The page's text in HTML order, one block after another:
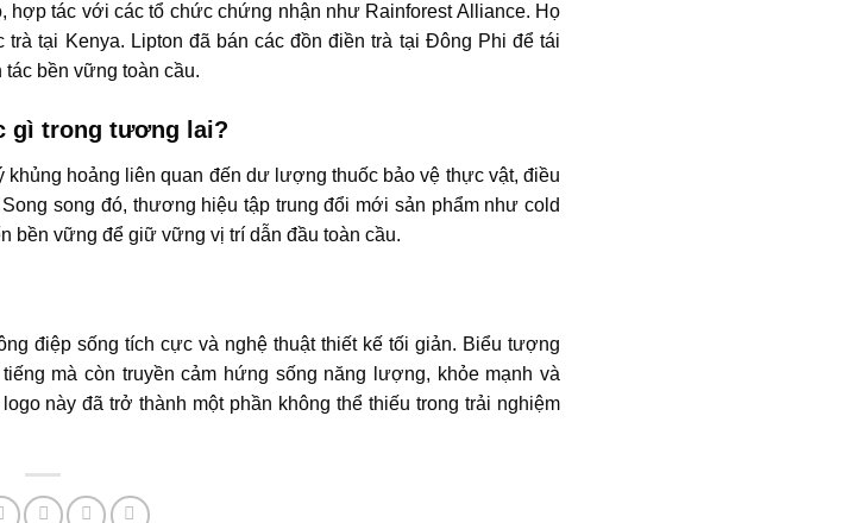
hợp tác với các tổ chức chứng nhận như Rainforest Alliance. Họ
tại Kenya. Lipton đã bán các đồn điền trà tại Đông Phi để tái
bền vững toàn cầu.
gì trong tương lai?
hoảng liên quan đến dư lượng thuốc bảo vệ thực vật, điều
song đó, thương hiệu tập trung đổi mới sản phẩm như cold
bền vững để giữ vững vị trí dẫn đầu toàn cầu.
điệp sống tích cực và nghệ thuật thiết kế tối giản. Biểu tượng
mà còn truyền cảm hứng sống năng lượng, khỏe mạnh và
này đã trở thành một phần không thể thiếu trong trải nghiệm